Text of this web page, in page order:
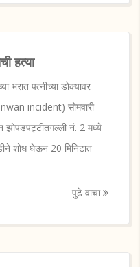
हत्या
भरात पत्नीच्या डोक्यावर
incident) सोमवारी
झोपडपट्टीतगल्ली नं. 2 मध्ये
शोध घेऊन 20 मिनिटात
पुढे वाचा